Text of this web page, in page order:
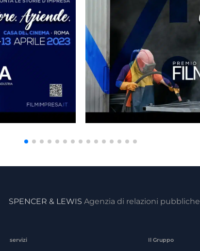
SPENCER & LEWISAgenzia di relazioni pubbliche
servizi Il Gruppo